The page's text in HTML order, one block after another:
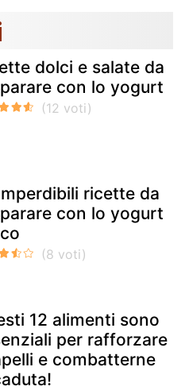
dolci e salate da
con lo yogurt
ricette da
con lo yogurt
12 alimenti sono
per rafforzare
e combatterne